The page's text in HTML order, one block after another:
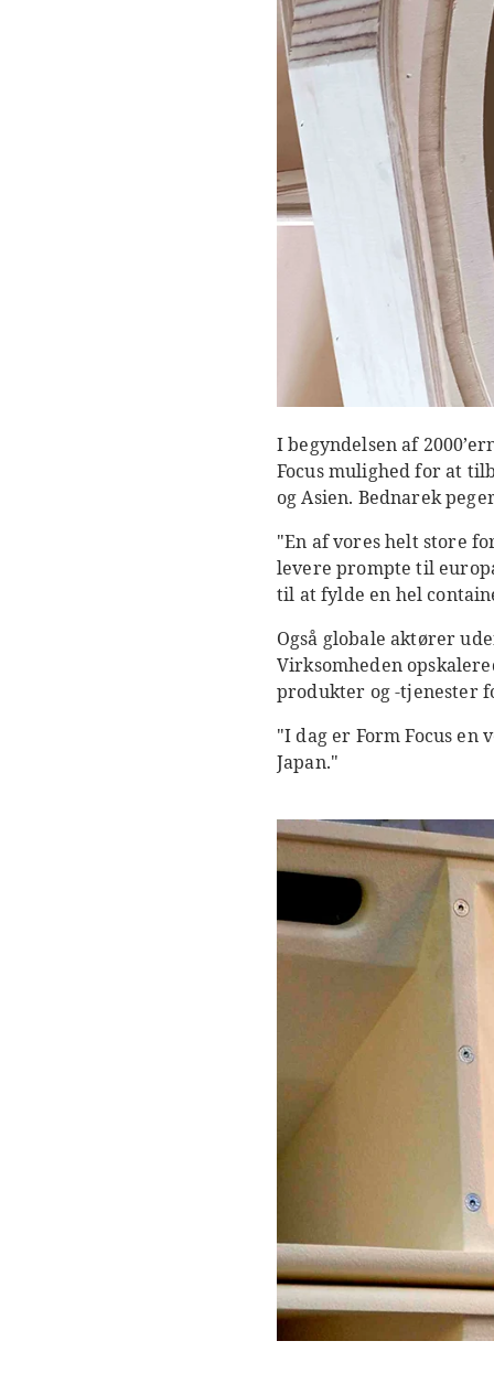
I begyndelsen af
Focus mulighed for at
og Asien. Bednarek
"En af vores helt store
levere prompte til
til at fylde en hel
Også globale aktører
Virksomheden
produkter og -tjenester
"I dag er Form Focus en
Japan."